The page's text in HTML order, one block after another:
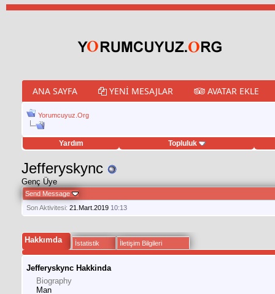
ANA SAYFA YENI MESAJLAR AVATAR EKLE
Yorumcuyuz.Org
Yardım Topluluk
hilesi
Jefferyskync
Genç Üye
Send Message
Son Aktivitesi: 21.Mart.2019 10:13
Hakkımda İstatistik İletişim Bilgileri
Jefferyskync Hakkinda
Biography
Man